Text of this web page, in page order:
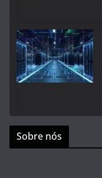
Sobre nós